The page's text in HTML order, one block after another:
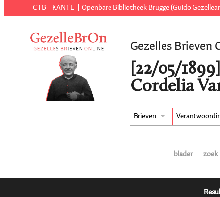
CTB - KANTL Openbare Bibliotheek Brugge (Guido
Gezelles Brieven
[22/05/
Cordelia
Brieven
blader zoek